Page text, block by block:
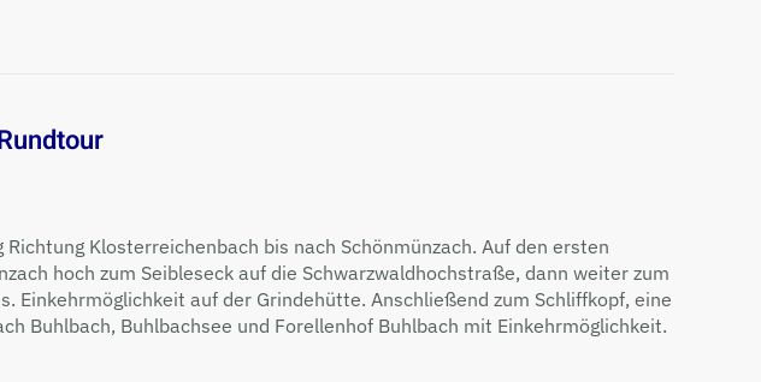
Klosterreichenbach bis nach Schönmünzach. Auf den ersten
hoch zum Seibleseck auf die Schwarzwaldhochstraße, dann weiter zum
Einkehrmöglichkeit auf der Grindehütte. Anschließend zum Schliffkopf, eine
Buhlbach, Buhlbachsee und Forellenhof Buhlbach mit Einkehrmöglichkeit.